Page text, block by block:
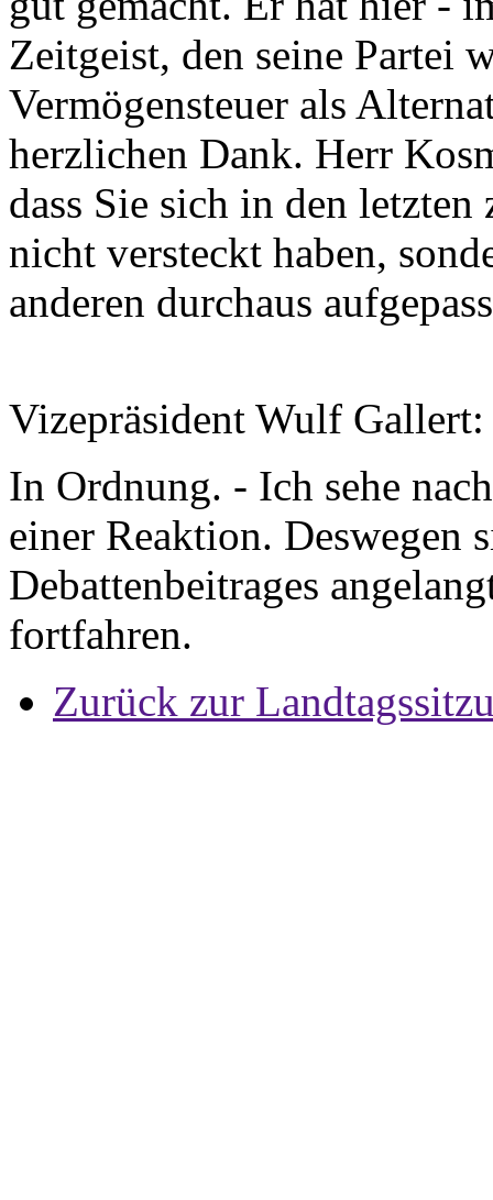
Zeitgeist, den seine Partei
Vermögensteuer als
herzlichen Dank. Herr
dass Sie sich in den
nicht versteckt haben,
anderen durchaus
Vizepräsident Wulf Gallert:
In Ordnung. - Ich sehe
einer Reaktion. Deswegen
Debattenbeitrages
fortfahren.
Zurück zur